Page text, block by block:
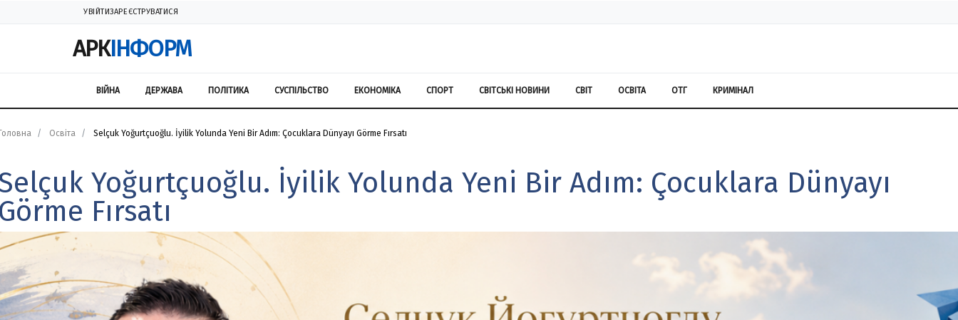
УВІЙТИЗАРЕЄСТРУВАТИСЯ
АРКІНФОРМ
ВІЙНА ДЕРЖАВА ПОЛІТИКА СУСПІЛЬСТВО ЕКОНОМІКА СПОРТ СВІТСЬКІ НОВИНИ СВІТ ОСВІТА ОТГ КРИМІНАЛ
Освіта Selçuk Yoğurtçuoğlu. İyilik Yolunda Yeni Bir Adım: Çocuklara Dünyayı Görme Fırsatı
Yoğurtçuoğlu. İyilik Yolunda Yeni Bir Adım: Çocuklara Dünyayı
Fırsatı